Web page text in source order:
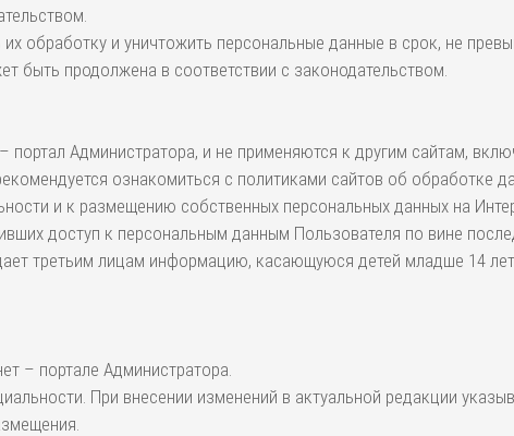
обработку и уничтожить персональные данные в срок, не
быть продолжена в соответствии с законодательством.
Администратора, и не применяются к другим сайтам,
ознакомиться с политиками сайтов об обработке
и к размещению собственных персональных данных на
доступ к персональным данным Пользователя по вине
третьим лицам информацию, касающуюся детей младше 14
– портале Администратора.
При внесении изменений в актуальной редакции